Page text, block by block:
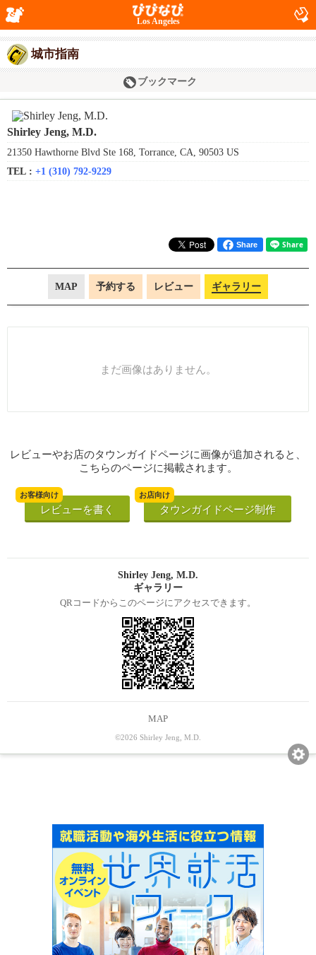
Los Angeles
城市指南
ブックマーク
Shirley Jeng, M.D.
21350 Hawthorne Blvd Ste 168, Torrance, CA, 90503 US
TEL : +1 (310) 792-9229
Share
MAP 予約する レビュー ギャラリー
まだ画像はありません。
レビューやお店のタウンガイドページに画像が追加されると、
こちらのページに掲載されます。
お客様向け
レビューを書く
お店向け
タウンガイドページ制作
Shirley Jeng, M.D.
ギャラリー
QRコードからこのページにアクセスできます。
MAP
©2026 Shirley Jeng, M.D.